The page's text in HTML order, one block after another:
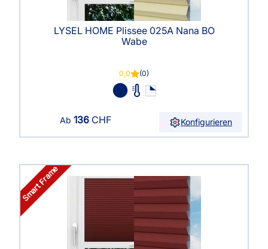
LYSEL HOME Plissee 025A Nana BO
Wabe
0,0 (0)
Ab 136 CHF Konfigurieren
Smart Frame